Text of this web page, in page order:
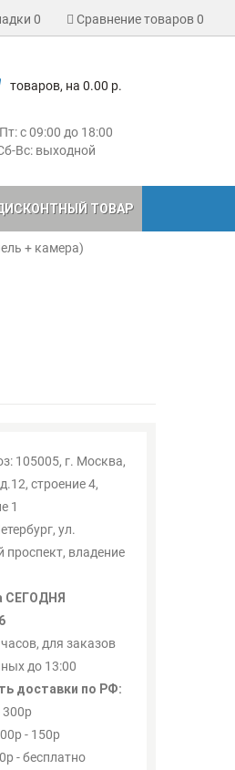
0 Сравнение товаров0
товаров, на 0.00 р.
с 09:00 до 18:00
Вс: выходной
ТОВАР
+ камера)
105005, г. Москва,
строение 4,
1
ул.
проспект, владение
СЕГОДНЯ
для заказов
до 13:00
доставки по РФ:
300р
- 150р
- бесплатно